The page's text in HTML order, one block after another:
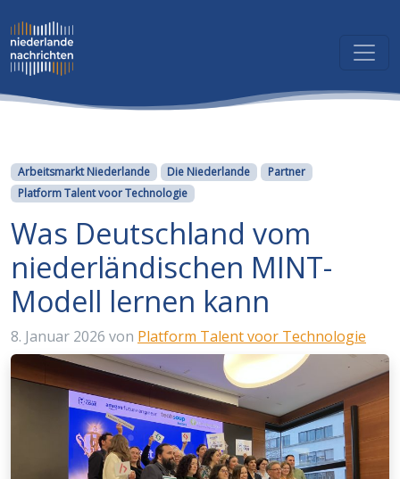
Kategorien
Arbeitsmarkt Niederlande Die Niederlande
Partner
Platform Talent voor Technologie
Was Deutschland vom
niederländischen MINT-
Modell lernen kann
8. Januar 2026 von Platform Talent voor Technologie